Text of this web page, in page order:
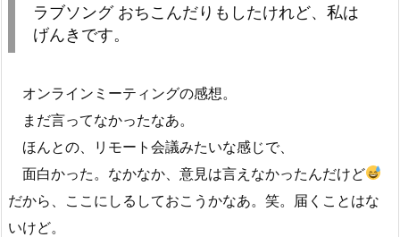
ラブソング おちこんだりもしたけれど、私は
げんきです。
オンラインミーティングの感想。
まだ言ってなかったなあ。
ほんとの、リモート会議みたいな感じで、
面白かった。なかなか、意見は言えなかったんだけど
だから、ここにしるしておこうかなあ。笑。届くことはな
いけど。